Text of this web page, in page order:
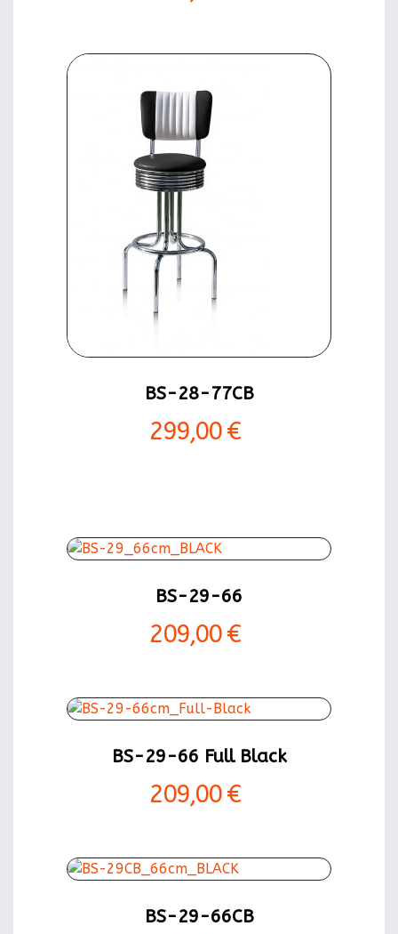
BS-28-77CB
299,00 €
BS-29-66
209,00 €
BS-29-66 Full Black
209,00 €
BS-29-66CB